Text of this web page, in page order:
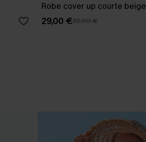
Robe cover up courte
29,00 €32,00 €